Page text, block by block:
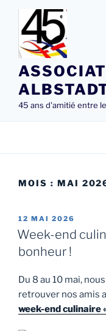
Aller
contenu
principal
45 ans d'amitié entre
MOIS : MAI
PUBLIÉ
LE
12 MAI 2026
Week-end
bonheur !
Du 8 au 10 mai,
retrouver nos amis
week-end culinaire